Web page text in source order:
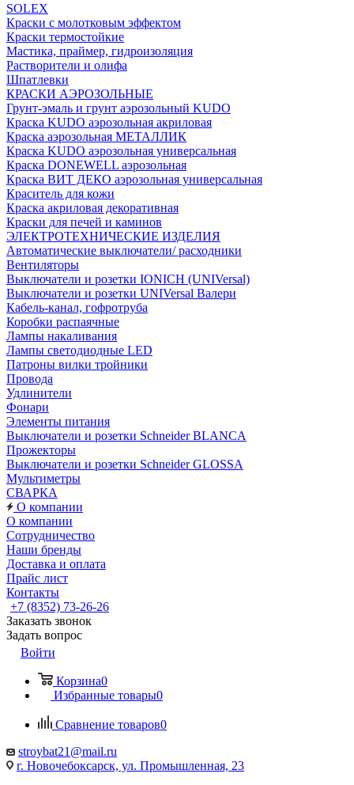
SOLEX
Краски с молотковым эффектом
Краски термостойкие
Мастика, праймер, гидроизоляция
Растворители и олифа
Шпатлевки
КРАСКИ АЭРОЗОЛЬНЫЕ
Грунт-эмаль и грунт аэрозольный KUDO
Краска KUDO аэрозольная акриловая
Краска аэрозольная МЕТАЛЛИК
Краска KUDO аэрозольная универсальная
Краска DONEWELL аэрозольная
Краска ВИТ ДЕКО аэрозольная универсальная
Краситель для кожи
Краска акриловая декоративная
Краски для печей и каминов
ЭЛЕКТРОТЕХНИЧЕСКИЕ ИЗДЕЛИЯ
Автоматические выключатели/ расходники
Вентиляторы
Выключатели и розетки IONICH (UNIVersal)
Выключатели и розетки UNIVersal Валери
Кабель-канал, гофротруба
Коробки распаячные
Лампы накаливания
Лампы светодиодные LED
Патроны вилки тройники
Провода
Удлинители
Фонари
Элементы питания
Выключатели и розетки Schneider BLANCA
Прожекторы
Выключатели и розетки Schneider GLOSSA
Мультиметры
СВАРКА
О компании
О компании
Сотрудничество
Наши бренды
Доставка и оплата
Прайс лист
Контакты
+7 (8352) 73-26-26
Заказать звонок
Задать вопрос
Войти
Корзина0
Избранные товары0
Сравнение товаров0
stroybat21@mail.ru
г. Новочебоксарск, ул. Промышленная, 23